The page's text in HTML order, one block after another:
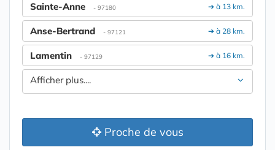
➔ à 13 km.
Sainte-Anne - 97180
➔ à 28 km.
Anse-Bertrand - 97121
➔ à 16 km.
Lamentin - 97129
Afficher plus....
Proche de vous